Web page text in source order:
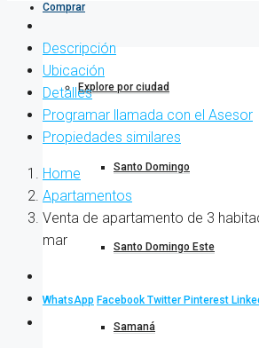
Comprar
Explore por ciudad
Santo Domingo
Santo Domingo Este
Samaná
Descripción
Ubicación
Detalles
Programar llamada con el Asesor
Propiedades similares
Home
Apartamentos
Venta de apartamento de 3
mar
WhatsApp Facebook Twitter Pinterest